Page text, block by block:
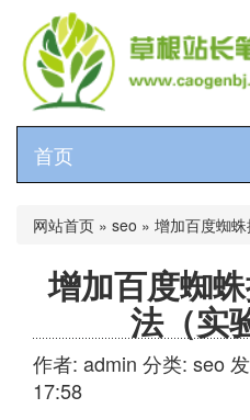
首页
网站首页 » seo » 增加百度蜘蛛
增加百度蜘
法（实
作者: admin 分类: seo
17:58